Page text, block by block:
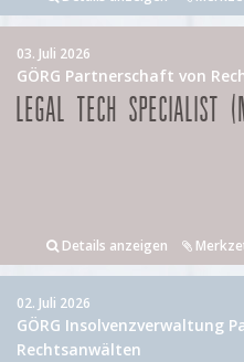
03. Juli 2026
GÖRG Partnerschaft von
LEGAL TECH
Details anzeigen
02. Juli 2026
GÖRG Insolvenzverwaltung
Rechtsanwälten